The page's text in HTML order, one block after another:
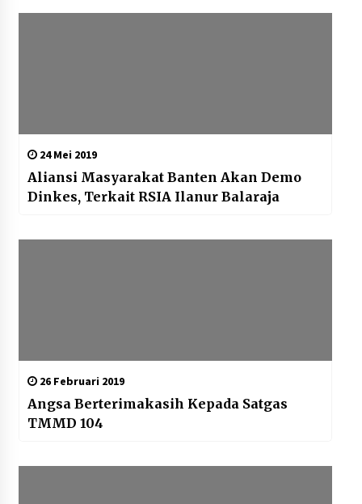
24 Mei 2019
Aliansi Masyarakat Banten Akan Demo
Dinkes, Terkait RSIA Ilanur Balaraja
26 Februari 2019
Angsa Berterimakasih Kepada Satgas
TMMD 104